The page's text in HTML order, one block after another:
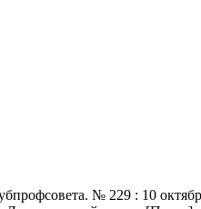
№ 229 : 10